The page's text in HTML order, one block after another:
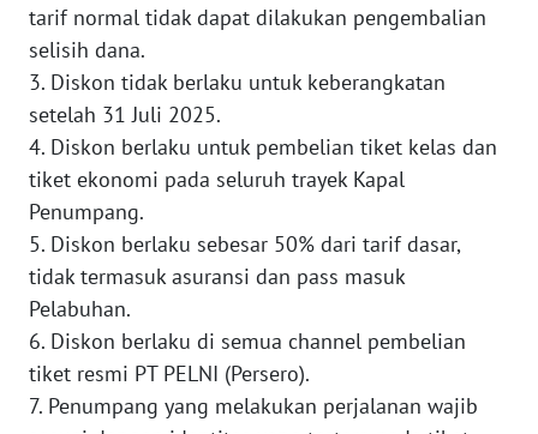
tarif normal tidak dapat dilakukan pengembalian
selisih dana.
3. Diskon tidak berlaku untuk keberangkatan
setelah 31 Juli 2025.
4. Diskon berlaku untuk pembelian tiket kelas dan
tiket ekonomi pada seluruh trayek Kapal
Penumpang.
5. Diskon berlaku sebesar 50% dari tarif dasar,
tidak termasuk asuransi dan pass masuk
Pelabuhan.
6. Diskon berlaku di semua channel pembelian
tiket resmi PT PELNI (Persero).
7. Penumpang yang melakukan perjalanan wajib
WN
JAKARTA
JABAR
WN
BANTEN
WN
NTT
WN